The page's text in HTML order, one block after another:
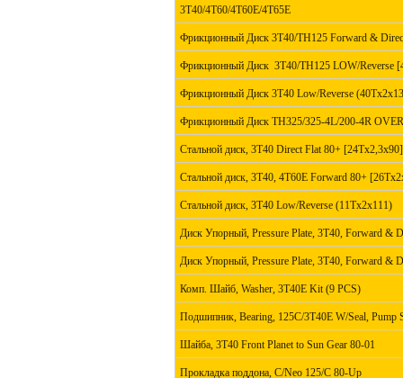
3T40/4T60/4T60E/4T65E
Фрикционный Диск 3T40/TH125 Forward &
Фрикционный Диск 3T40/TH125 LOW/Reverse
Фрикционный Диск 3T40 Low/Reverse
Фрикционный Диск TH325/325-4L/200-4R
Стальной диск, 3T40 Direct Flat 80+ [24Tx2,3x90]
Стальной диск, 3T40, 4T60E Forward 80+
Стальной диск, 3T40 Low/Reverse (11Tx2x111)
Диск Упорный, Pressure Plate, 3T40, Forward &
Диск Упорный, Pressure Plate, 3T40, Forward &
Комп. Шайб, Washer, 3T40E Kit (9 PCS)
Подшипник, Bearing, 125C/3T40E W/Seal, Pump
Шайба, 3T40 Front Planet to Sun Gear 80-01
Прокладка поддона, C/Neo 125/C 80-Up